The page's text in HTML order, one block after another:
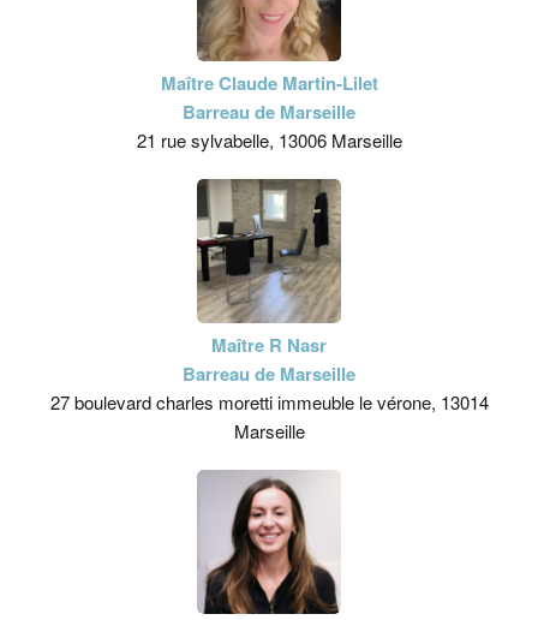
Maître Claude Martin-Lilet
Barreau de Marseille
21 rue sylvabelle, 13006 Marseille
Maître R Nasr
Barreau de Marseille
27 boulevard charles moretti immeuble le vérone, 13014
Marseille